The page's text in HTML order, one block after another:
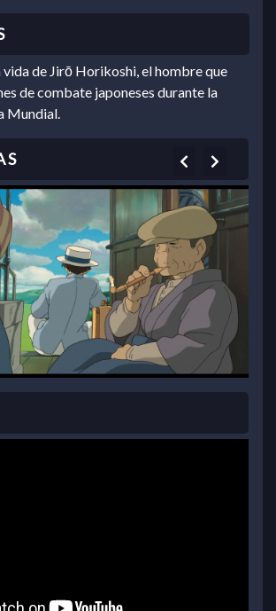
vida de Jirō Horikoshi, el hombre que
de combate japoneses durante la
Mundial.
Previous